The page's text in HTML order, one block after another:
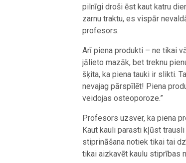
pilnīgi droši ēst kaut katru
zarnu traktu, es vispār
profesors.
Arī piena produkti – ne tikai
jālieto mazāk, bet treknu
šķita, ka piena tauki ir slikti.
nevajag pārspīlēt! Piena
veidojas osteoporoze.”
Profesors uzsver, ka piena
Kaut kauli parasti kļūst
stiprināšana notiek tikai tai
tikai aizkavēt kaulu stiprības